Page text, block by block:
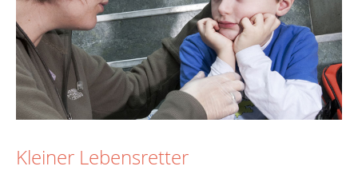
Kleiner Lebensretter